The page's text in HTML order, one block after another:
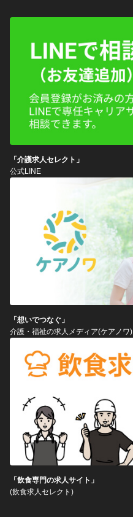
「介護求人セレクト」
公式LINE
「想いでつなぐ」
介護・福祉の求人メディア(ケアノワ)
「飲食専門の求人サイト」
(飲食求人セレクト)